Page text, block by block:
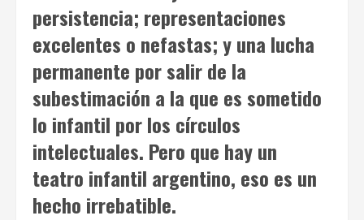
persistencia; representaciones
excelentes o nefastas; y una lucha
permanente por salir de la
subestimación a la que es sometido
lo infantil por los círculos
intelectuales. Pero que hay un
teatro infantil argentino, eso es un
hecho irrebatible.